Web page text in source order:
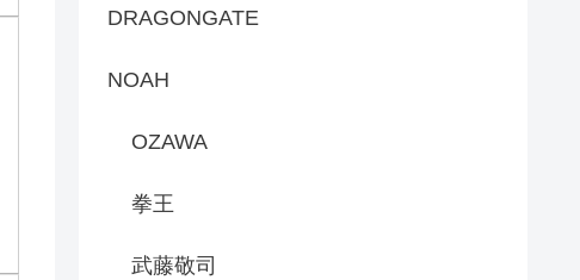
DRAGONGATE
NOAH
OZAWA
拳王
武藤敬司